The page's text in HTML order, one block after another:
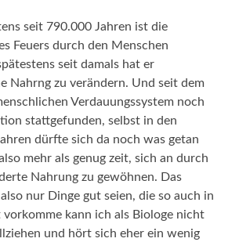
seit 790.000 Jahren ist die
Feuers durch den Menschen
seit damals hat er
Nahrng zu verändern. Und seit dem
Verdauungssystem noch
stattgefunden, selbst in den
dürfte sich da noch was getan
mehr als genug zeit, sich an durch
Nahrung zu gewöhnen. Das
nur Dinge gut seien, die so auch in
kann ich als Biologe nicht
und hört sich eher ein wenig